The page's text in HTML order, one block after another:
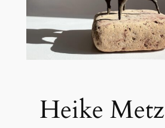
Heike Metz